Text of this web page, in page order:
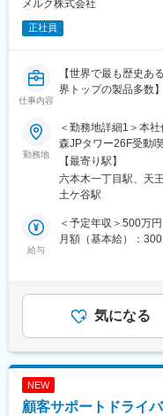
◎社会貢献につながる
家電のリユースやエ
身用社員寮やマイカ
した環境で長く働け
変更の範囲：会社の
メルク株式会社
正社員
仕事内容
【世界で最も歴史あ
界トップの製品多数】
校正、バリデーショ
っている販売店や協
だきます。
◇担当製品：超純水純
◇訪問先：製薬、化
◇1日の対応件数：1
※更なる技術力向上
■担当エリア：東日
東北などの遠方1～2
■働き方
・出張：7割 ※宿泊
・修理などは外部の
ン等の実務から装置
勤務地
＜勤務地詳細1＞本
森JPタワー26F受動
テクニカルセンター
134 横浜ビジネスパ
模線／天王町駅受動
【最寄り駅】
六本木一丁目駅、天
土ケ谷駅
給与
＜予定年収＞500万
月額（基本給）：
額であり、選考を通
固定手当を含めた表
気になる
NEW
顧客サポートドライ